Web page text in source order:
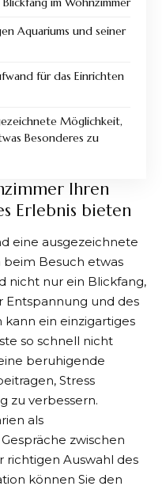
Aquariums und seiner
für das Einrichten
Möglichkeit,
Besonderes zu
Ihren
Erlebnis bieten
eine ausgezeichnete
beim Besuch etwas
nicht nur ein Blickfang,
Entspannung und des
ein einzigartiges
so schnell nicht
beruhigende
Stress
zu verbessern.
als
zwischen
richtigen Auswahl des
können Sie den